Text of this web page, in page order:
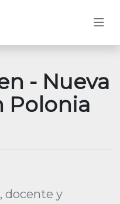
- Nueva
Polonia
docente y